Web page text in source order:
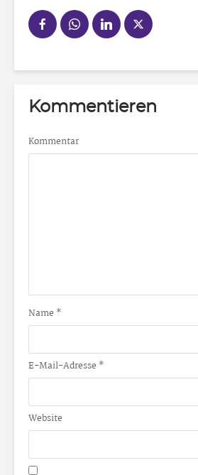
Kommentieren
Kommentar
Name *
E-Mail-Adresse *
Website